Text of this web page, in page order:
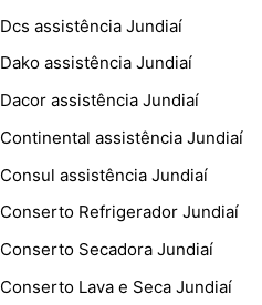
Dcs assistência Jundiaí
Dako assistência Jundiaí
Dacor assistência Jundiaí
Continental assistência Jundiaí
Consul assistência Jundiaí
Conserto Refrigerador Jundiaí
Conserto Secadora Jundiaí
Conserto Lava e Seca Jundiaí